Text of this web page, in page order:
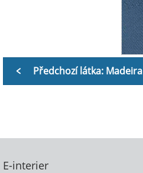
Předchozí látka: Madeira
E-interier